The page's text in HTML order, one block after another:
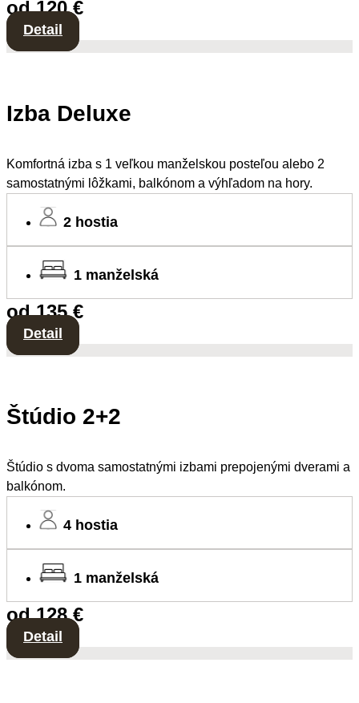
od 120 €
Detail
Izba Deluxe
Komfortná izba s 1 veľkou manželskou posteľou alebo 2
samostatnými lôžkami, balkónom a výhľadom na hory.
2 hostia
1 manželská
od 135 €
Detail
Štúdio 2+2
Štúdio s dvoma samostatnými izbami prepojenými dverami a
balkónom.
4 hostia
1 manželská
od 128 €
Detail